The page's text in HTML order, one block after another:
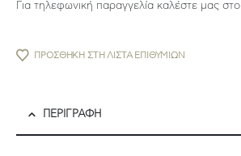
Για τηλεφωνική παραγγελία καλέστε μας στο
ΠΡΟΣΘΉΚΗ ΣΤΗ ΛΊΣΤΑ ΕΠΙΘΥΜΙΏΝ
ΠΕΡΙΓΡΑΦΉ